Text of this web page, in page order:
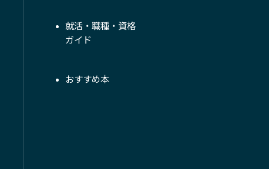
就活・職種・資格
ガイド
おすすめ本